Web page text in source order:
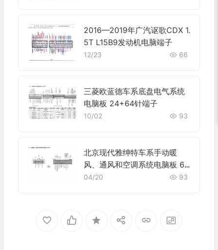
2016—2019年广汽讴歌CDX 1.
5T L15B9发动机电脑端子
12/23 66
三菱欧蓝德车系底盘电气系统
电脑板 24+64针端子
10/02 93
北京现代雅绅特车系手动暖
风、通风和空调系统电脑板 6+
23针端子
04/20 93